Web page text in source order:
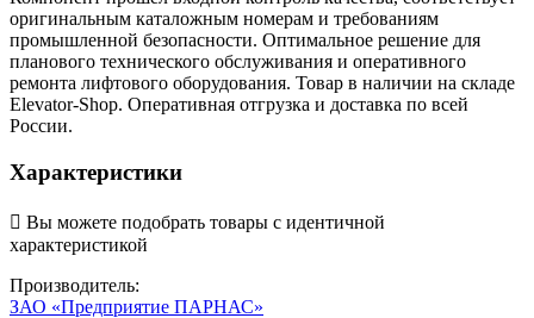
оригинальным каталожным номерам и требованиям
промышленной безопасности. Оптимальное решение для
планового технического обслуживания и оперативного
ремонта лифтового оборудования. Товар в наличии на складе
Elevator-Shop. Оперативная отгрузка и доставка по всей
России.
Характеристики
 Вы можете подобрать товары с идентичной
характеристикой
Производитель:
ЗАО «Предприятие ПАРНАС»